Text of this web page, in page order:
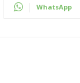
WhatsApp